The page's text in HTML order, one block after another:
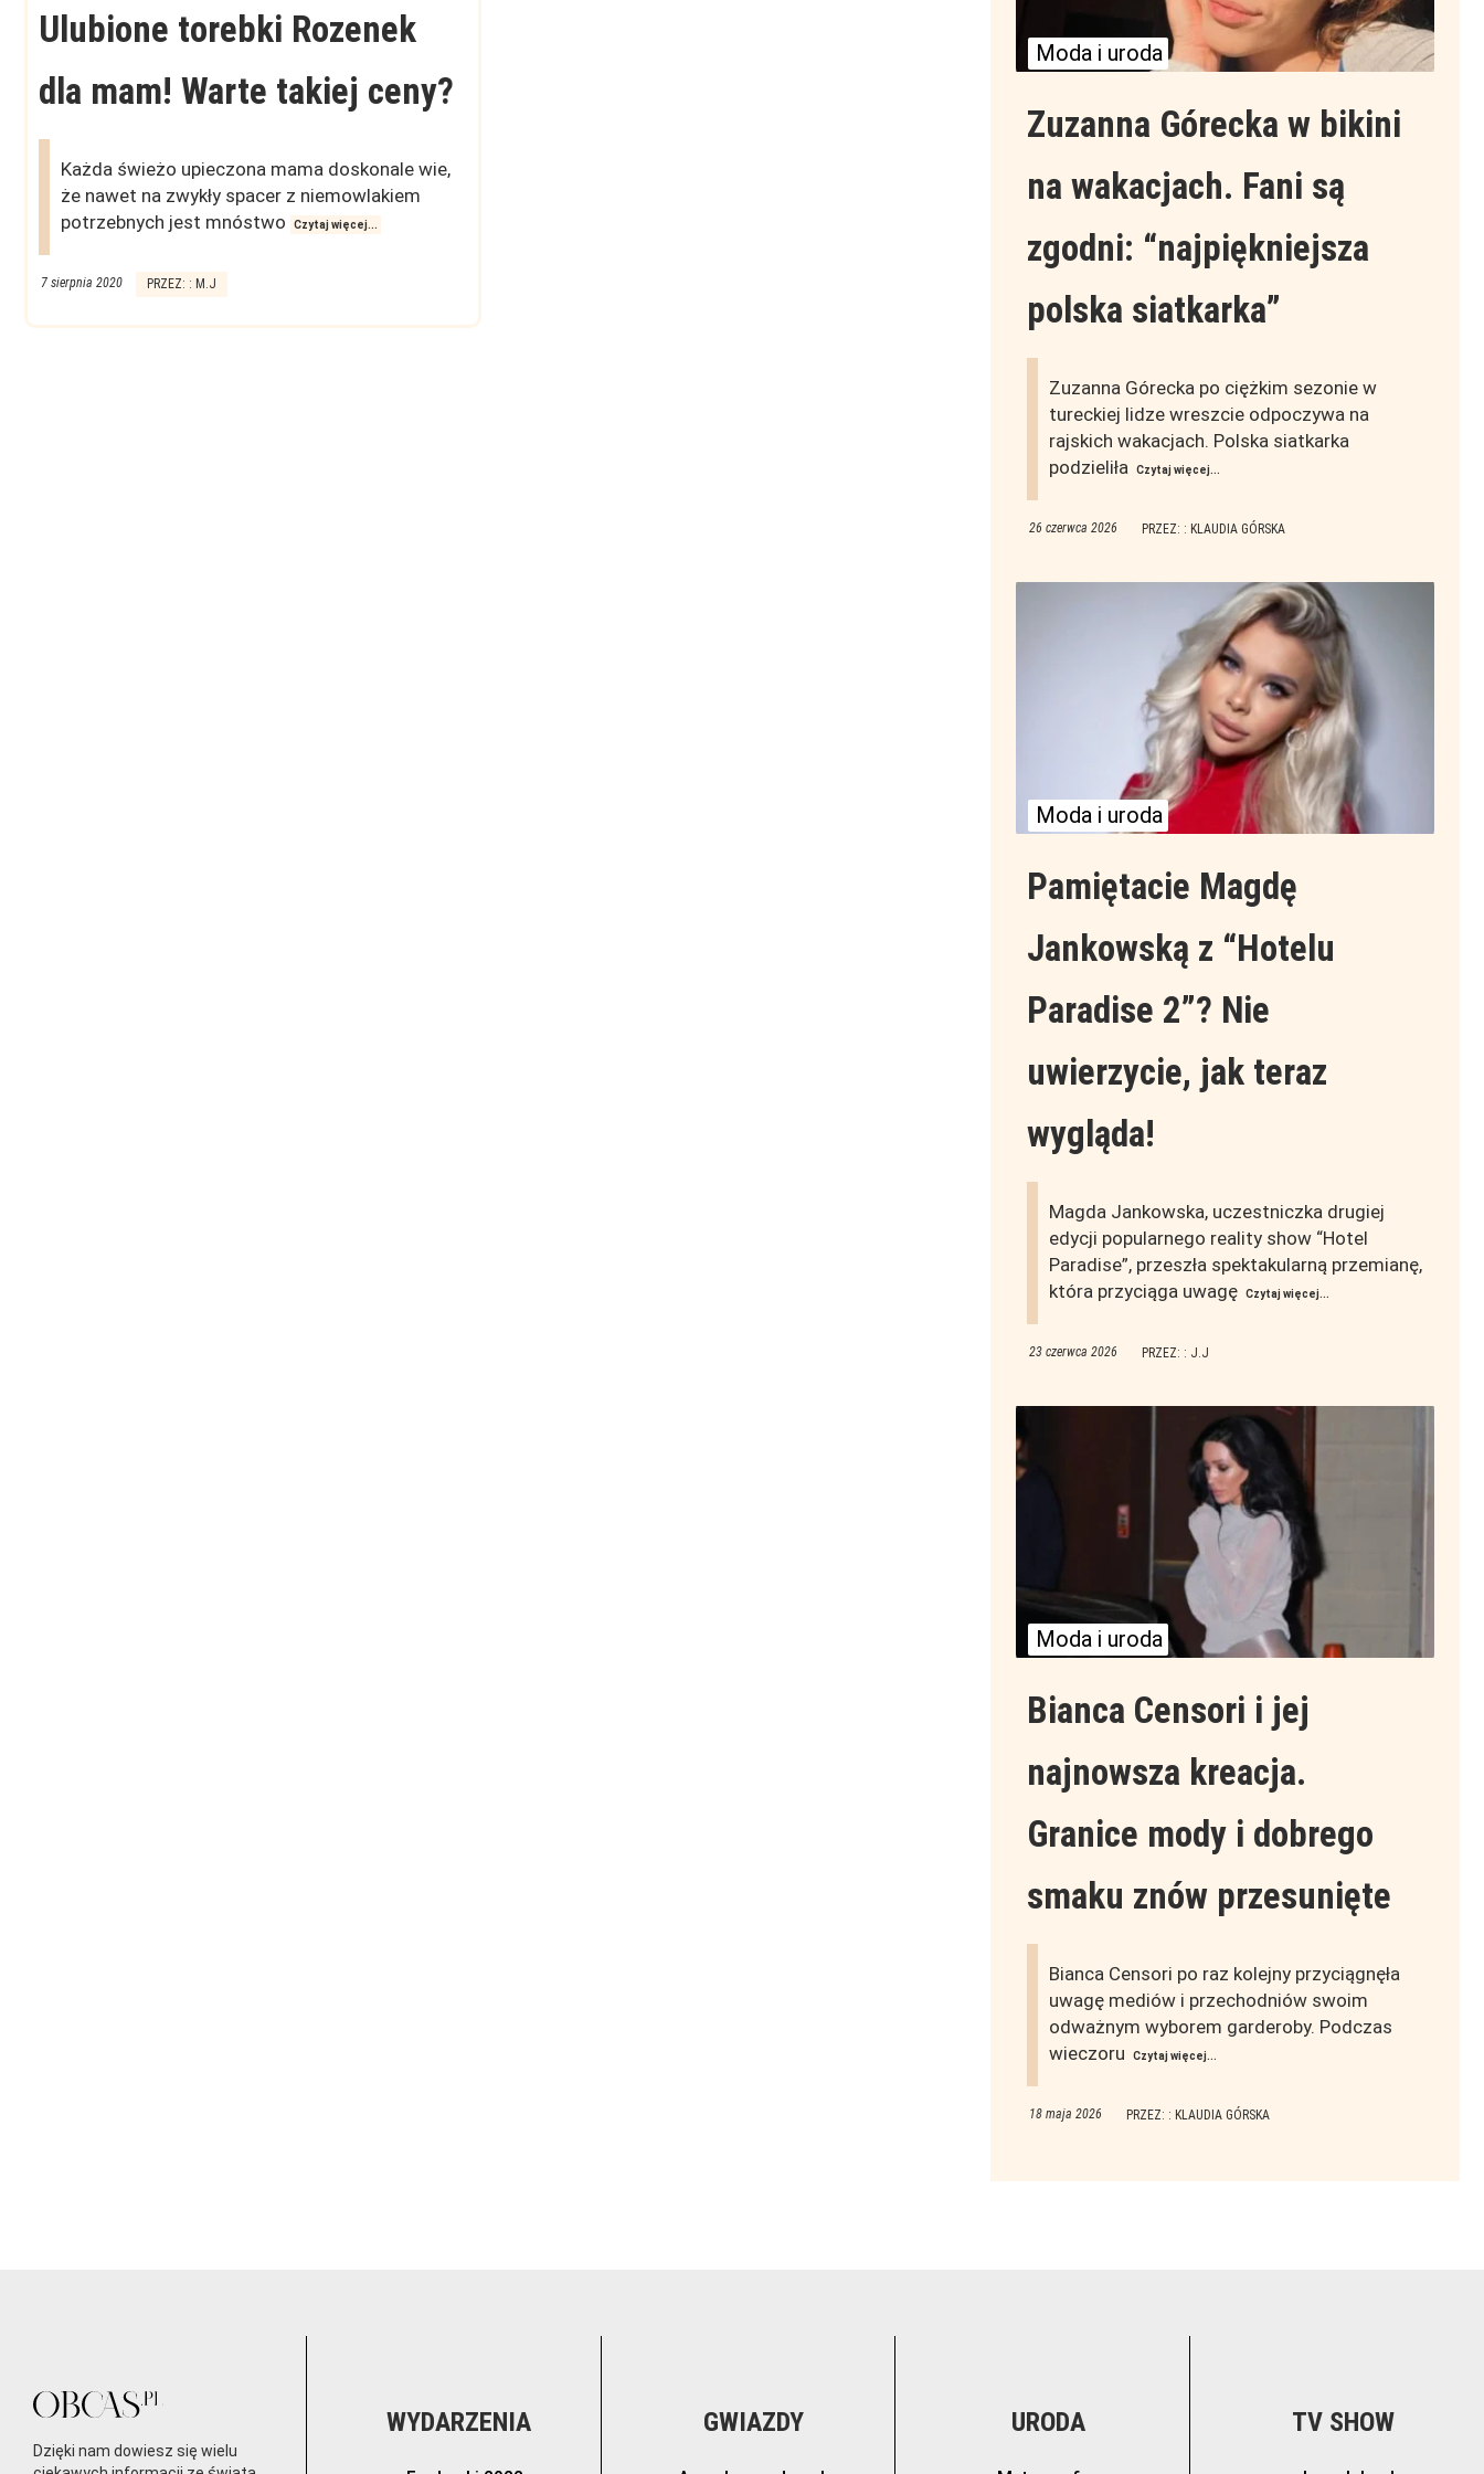
Ulubione torebki Rozenek
dla mam! Warte takiej ceny?
Każda świeżo upieczona mama doskonale wie,
że nawet na zwykły spacer z niemowlakiem
potrzebnych jest mnóstwo
Czytaj więcej...
7 sierpnia 2020 PRZEZ: : M.J
Moda i uroda
Zuzanna Górecka w bikini
na wakacjach. Fani są
zgodni: “najpiękniejsza
polska siatkarka”
Zuzanna Górecka po ciężkim sezonie w
tureckiej lidze wreszcie odpoczywa na
rajskich wakacjach. Polska siatkarka
podzieliła
Czytaj więcej...
26 czerwca 2026 PRZEZ: : KLAUDIA GÓRSKA
Moda i uroda
Pamiętacie Magdę
Jankowską z “Hotelu
Paradise 2”? Nie
uwierzycie, jak teraz
wygląda!
Magda Jankowska, uczestniczka drugiej
edycji popularnego reality show “Hotel
Paradise”, przeszła spektakularną przemianę,
która przyciąga uwagę
Czytaj więcej...
23 czerwca 2026 PRZEZ: : J.J
Moda i uroda
Bianca Censori i jej
najnowsza kreacja.
Granice mody i dobrego
smaku znów przesunięte
Bianca Censori po raz kolejny przyciągnęła
uwagę mediów i przechodniów swoim
odważnym wyborem garderoby. Podczas
wieczoru
Czytaj więcej...
18 maja 2026 PRZEZ: : KLAUDIA GÓRSKA
Dzięki nam dowiesz się wielu
WYDARZENIA GWIAZDY URODA TV SHOW